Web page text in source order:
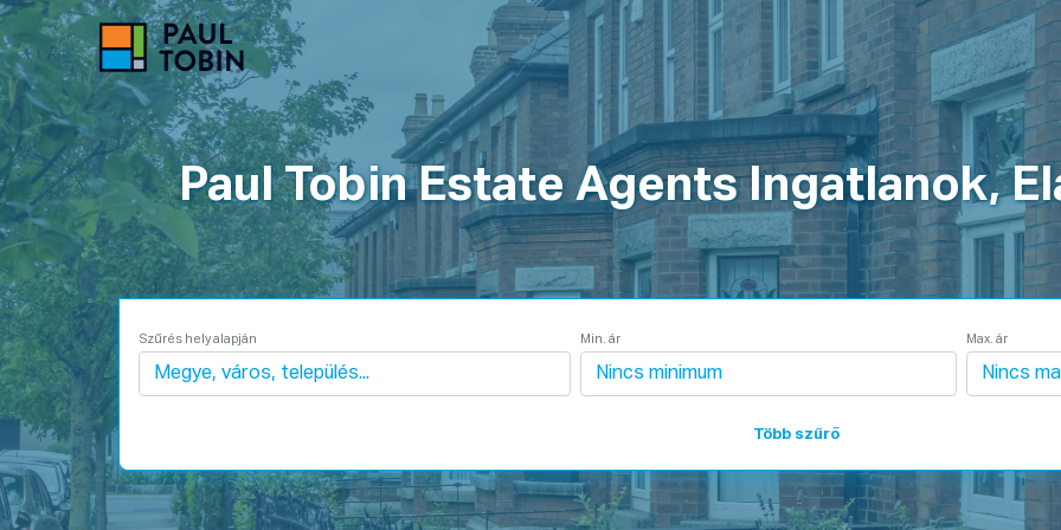
Paul Tobin Estate Agents Ingatlanok,
Szűrés hely alapján Min. ár Max. ár
Több szűrő